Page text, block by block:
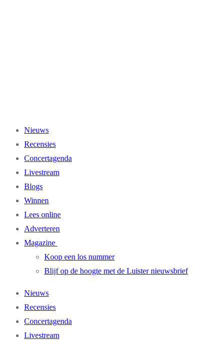
Nieuws
Recensies
Concertagenda
Livestream
Blogs
Winnen
Lees online
Adverteren
Magazine
Koop een los nummer
Blijf op de hoogte met de Luister nieuwsbrief
Nieuws
Recensies
Concertagenda
Livestream